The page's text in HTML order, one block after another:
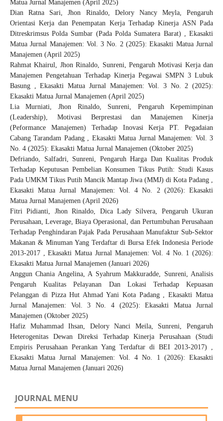
Matua Jurnal Manajemen (April 2025)
Dian Ratna Sari, Jhon Rinaldo, Delory Nancy Meyla,Pengaruh
Orientasi Kerja dan Penempatan Kerja Terhadap Kinerja ASN Pada
Ditreskrimsus Polda Sumbar (Pada Polda Sumatera Barat) ,Ekasakti
Matua Jurnal Manajemen: Vol. 3 No. 2 (2025): Ekasakti Matua Jurnal
Manajemen (April 2025)
Rahmat Khairul, Jhon Rinaldo, Sunreni, Pengaruh Motivasi Kerja dan
Manajemen Pengetahuan Terhadap Kinerja Pegawai SMPN 3 Lubuk
Basung ,Ekasakti Matua Jurnal Manajemen: Vol. 3 No. 2 (2025):
Ekasakti Matua Jurnal Manajemen (April 2025)
Lia Murniati, Jhon Rinaldo, Sunreni, Pengaruh Kepemimpinan
(Leadership), Motivasi Berprestasi dan Manajemen Kinerja
(Peformance Manajemen) Terhadap Inovasi Kerja PT. Pegadaian
Cabang Tarandam Padang , Ekasakti Matua Jurnal Manajemen: Vol. 3
No. 4 (2025): Ekasakti Matua Jurnal Manajemen (Oktober 2025)
Defriando, Salfadri, Sunreni, Pengaruh Harga Dan Kualitas Produk
Terhadap Keputusan Pembelian Konsumen Tikus Putih: Studi Kasus
Pada UMKM Tikus Putih Mancik Mantap Jiwa (MMJ) di Kota Padang ,
Ekasakti Matua Jurnal Manajemen: Vol. 4 No. 2 (2026): Ekasakti
Matua Jurnal Manajemen (April 2026)
Fitri Pidianti, Jhon Rinaldo, Dica Lady Silvera, Pengaruh Ukuran
Perusahaan, Leverage, Biaya Operasional, dan Pertumbuhan Perusahaan
Terhadap Penghindaran Pajak Pada Perusahaan Manufaktur Sub-Sektor
Makanan & Minuman Yang Terdaftar di Bursa Efek Indonesia Periode
2013-2017 ,Ekasakti Matua Jurnal Manajemen: Vol. 4 No. 1 (2026):
Ekasakti Matua Jurnal Manajemen (Januari 2026)
Anggun Chania Angelina, A Syahrum Makkuradde, Sunreni,Analisis
Pengaruh Kualitas Pelayanan Dan Lokasi Terhadap Kepuasan
Pelanggan di Pizza Hut Ahmad Yani Kota Padang ,Ekasakti Matua
Jurnal Manajemen: Vol. 3 No. 4 (2025): Ekasakti Matua Jurnal
Manajemen (Oktober 2025)
Hafiz Muhammad Ihsan, Delory Nanci Meila, Sunreni,Pengaruh
Heterogenitas Dewan Direksi Terhadap Kinerja Perusahaan (Studi
Empiris Perusahaan Perankan Yang Terdaftar di BEI 2013-2017) ,
Ekasakti Matua Jurnal Manajemen: Vol. 4 No. 1 (2026): Ekasakti
Matua Jurnal Manajemen (Januari 2026)
JOURNAL MENU